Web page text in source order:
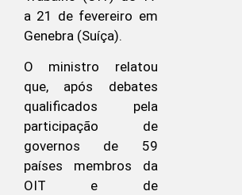
a 21 de fevereiro em
Genebra (Suíça).
O ministro relatou
que, após debates
qualificados pela
participação de
governos de 59
países membros da
OIT e de